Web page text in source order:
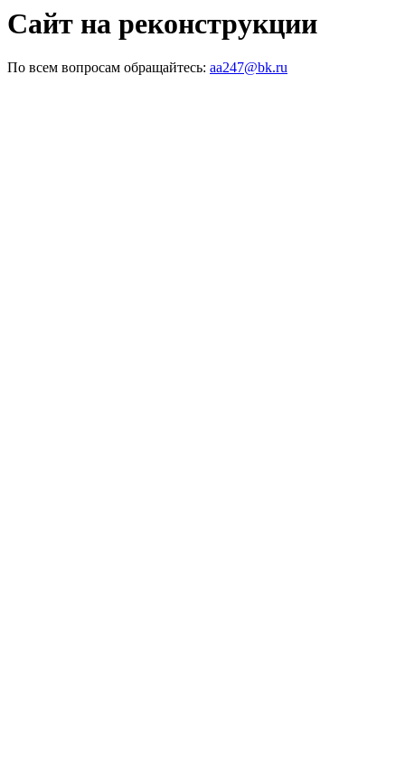
Сайт на реконструкции
По всем вопросам обращайтесь: aa247@bk.ru